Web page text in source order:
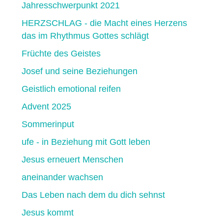
Jahresschwerpunkt 2021
HERZSCHLAG - die Macht eines Herzens
das im Rhythmus Gottes schlägt
Früchte des Geistes
Josef und seine Beziehungen
Geistlich emotional reifen
Advent 2025
Sommerinput
ufe - in Beziehung mit Gott leben
Jesus erneuert Menschen
aneinander wachsen
Das Leben nach dem du dich sehnst
Jesus kommt